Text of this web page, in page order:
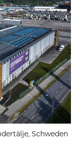
Schweden